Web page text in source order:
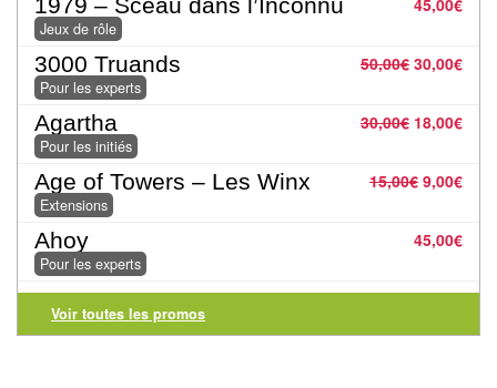
Tables
Accessoires
Jeux
société
Jeux
de
cartes
Jeux de rôle
50,00€ 30,00€
3000 Truands
Pour les experts
30,00€ 18,00€
Agartha
Pour les initiés
15,00€ 9,00€
Age of Towers – Les Winx
Extensions
45,00€
Ahoy
Pour les experts
Voir toutes les promos